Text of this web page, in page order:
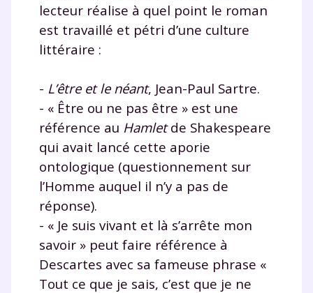
lecteur réalise à quel point le roman
est travaillé et pétri d’une culture
littéraire :
- L’être et le néant, Jean-Paul Sartre.
- « Être ou ne pas être » est une
référence au Hamletde Shakespeare
qui avait lancé cette aporie
ontologique (questionnement sur
l’Homme auquel il n’y a pas de
réponse).
- « Je suis vivant et là s’arrête mon
savoir » peut faire référence à
Descartes avec sa fameuse phrase «
Tout ce que je sais, c’est que je ne